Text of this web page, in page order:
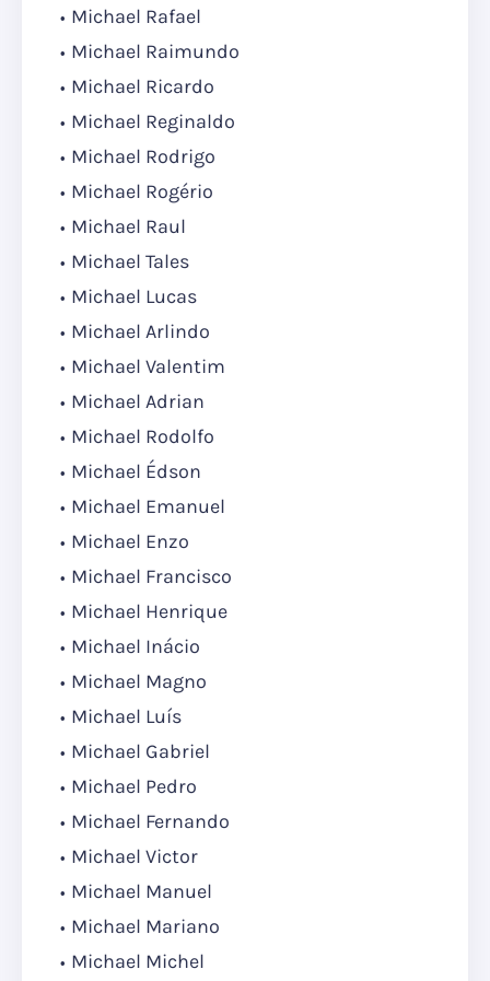
Michael Rafael
Michael Raimundo
Michael Ricardo
Michael Reginaldo
Michael Rodrigo
Michael Rogério
Michael Raul
Michael Tales
Michael Lucas
Michael Arlindo
Michael Valentim
Michael Adrian
Michael Rodolfo
Michael Édson
Michael Emanuel
Michael Enzo
Michael Francisco
Michael Henrique
Michael Inácio
Michael Magno
Michael Luís
Michael Gabriel
Michael Pedro
Michael Fernando
Michael Victor
Michael Manuel
Michael Mariano
Michael Michel